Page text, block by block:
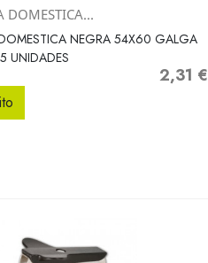
Vista rápida
DOMESTICA...
NEGRA 54X60 GALGA
UNIDADES
Precio
2,31 €